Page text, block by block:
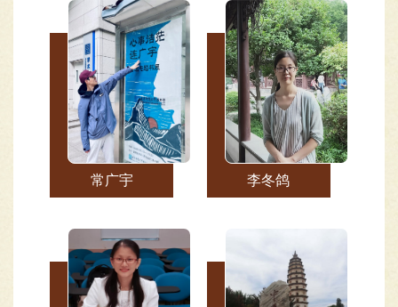
常广宇 李冬鸽